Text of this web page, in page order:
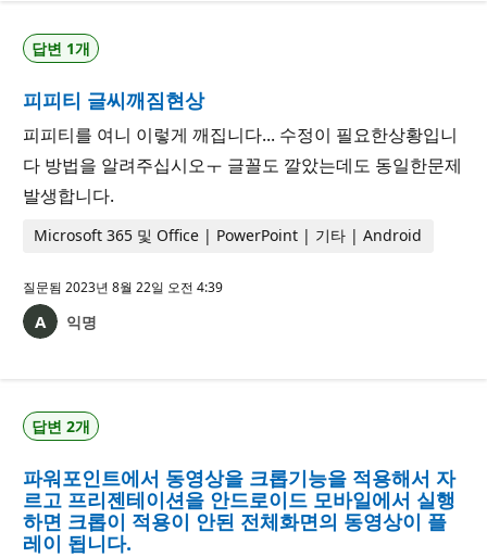
답변 1개
피피티 글씨깨짐현상
피피티를 여니 이렇게 깨집니다... 수정이 필요한상황입니
다 방법을 알려주십시오ㅜ 글꼴도 깔았는데도 동일한문제
발생합니다.
Microsoft 365 및 Office | PowerPoint | 기타 | Android
질문됨 2023년 8월 22일 오전 4:39
익명
답변 2개
파워포인트에서 동영상을 크롭기능을 적용해서 자
르고 프리젠테이션을 안드로이드 모바일에서 실행
하면 크롭이 적용이 안된 전체화면의 동영상이 플
레이 됩니다.